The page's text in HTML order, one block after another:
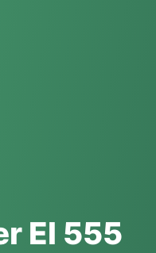
El 555